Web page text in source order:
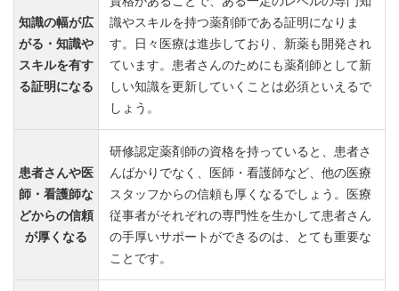
知識の幅が広
がる・知識や
スキルを有す
る証明になる
識やスキルを持つ薬剤師である証明になりま
す。日々医療は進歩しており、新薬も開発され
ています。患者さんのためにも薬剤師として新
しい知識を更新していくことは必須といえるで
しょう。
患者さんや医
師・看護師な
どからの信頼
が厚くなる
研修認定薬剤師の資格を持っていると、患者さ
んばかりでなく、医師・看護師など、他の医療
スタッフからの信頼も厚くなるでしょう。医療
従事者がそれぞれの専門性を生かして患者さん
の手厚いサポートができるのは、とても重要な
ことです。